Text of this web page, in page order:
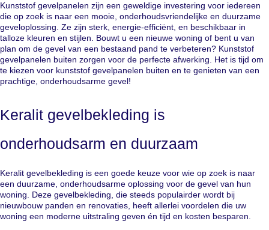
Kunststof gevelpanelen zijn een geweldige investering voor iedereen
die op zoek is naar een mooie, onderhoudsvriendelijke en duurzame
geveloplossing. Ze zijn sterk, energie-efficiënt, en beschikbaar in
talloze kleuren en stijlen. Bouwt u een nieuwe woning of bent u van
plan om de gevel van een bestaand pand te verbeteren? Kunststof
gevelpanelen buiten zorgen voor de perfecte afwerking. Het is tijd om
te kiezen voor kunststof gevelpanelen buiten en te genieten van een
prachtige, onderhoudsarme gevel!
Keralit gevelbekleding is
onderhoudsarm en duurzaam
Keralit gevelbekleding is een goede keuze voor wie op zoek is naar
een duurzame, onderhoudsarme oplossing voor de gevel van hun
woning. Deze gevelbekleding, die steeds populairder wordt bij
nieuwbouw panden en renovaties, heeft allerlei voordelen die uw
woning een moderne uitstraling geven én tijd en kosten besparen.